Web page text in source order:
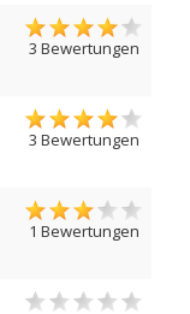
3 Bewertungen
3 Bewertungen
1 Bewertungen